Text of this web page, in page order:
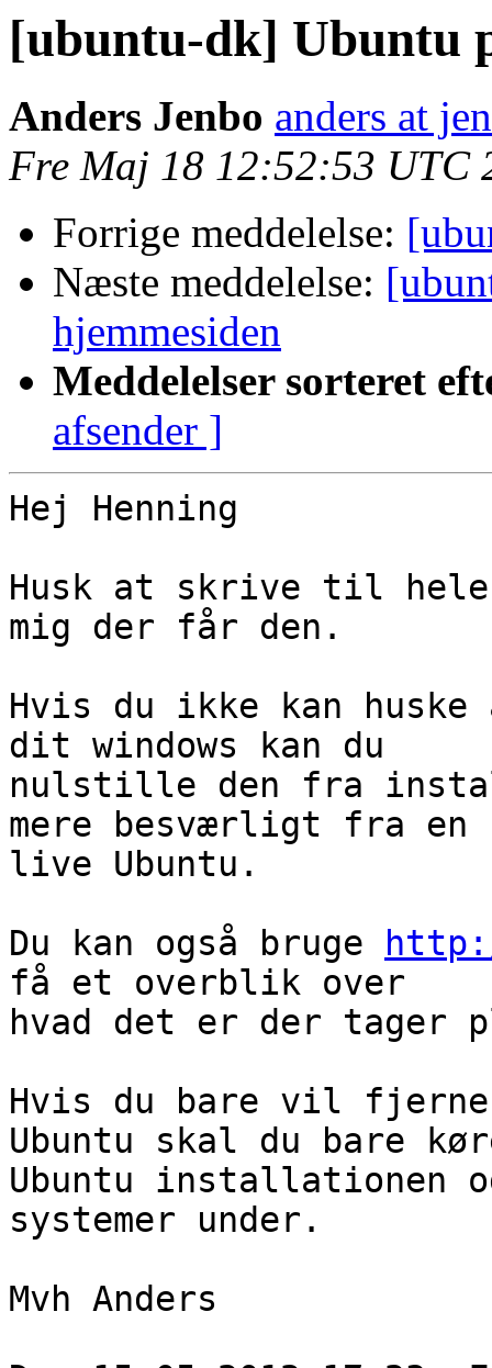
[ubuntu-dk] Ubuntu
Anders Jenbo anders at
Fre Maj 18 12:52:53 UTC
Forrige meddelelse:
Næste meddelelse:
hjemmesiden
Meddelelser sorteret
afsender ]
Hej Henning
Husk at skrive til
mig der får den.
Hvis du ikke kan
dit windows kan du
nulstille den fra
mere besværligt fra en
live Ubuntu.
Du kan også bruge
få et overblik over
hvad det er der tager
Hvis du bare vil fjerne
Ubuntu skal du bare
Ubuntu
systemer under.
Mvh Anders